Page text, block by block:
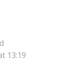
13:19